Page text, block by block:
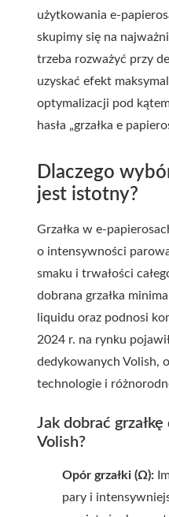
użytkowania e-
skupimy się na
trzeba rozważyć przy
uzyskać efekt
optymalizacji pod
hasła „grzałka e
Dlaczego
jest istotny?
Grzałka w e-
o intensywności
smaku i trwałości
dobrana grzałka
liquidu oraz podnosi
2024 r. na rynku
dedykowanych Volish,
technologie i
Jak dobrać
Volish?
Opór grzałki (Ω):
pary i